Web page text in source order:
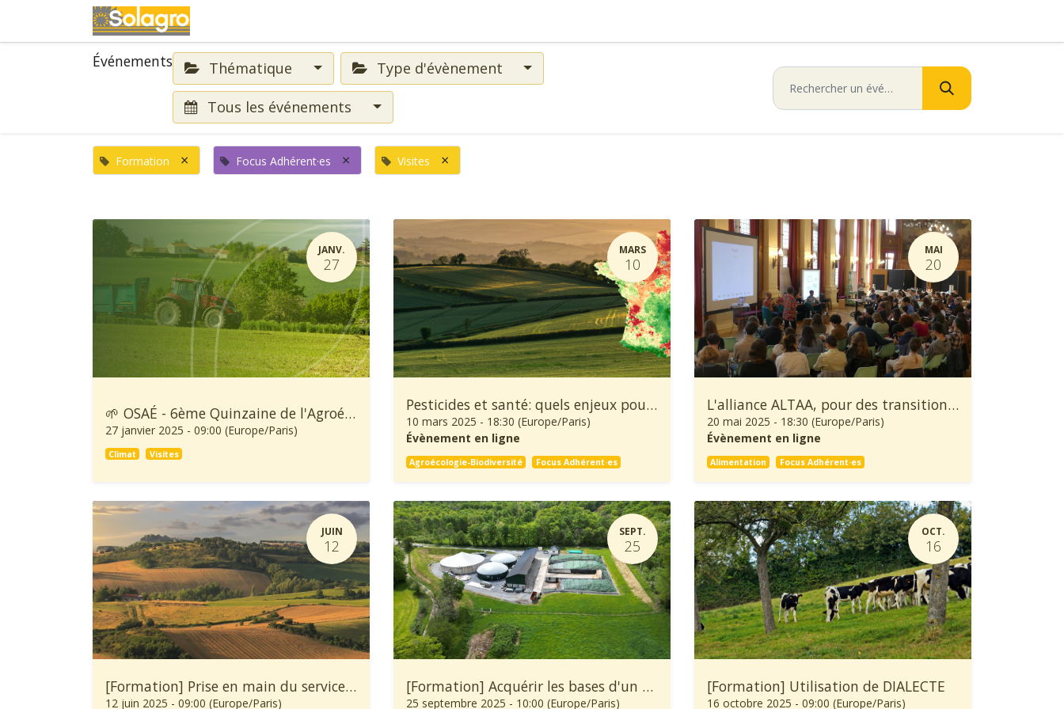
Événements Thématique Type d'évènement
Tous les événements
Formation × Focus Adhérent·es × Visites ×
JANV.
27
🌱 OSAÉ - 6ème Quinzaine de l'Agroécologie
27 janvier 2025 - 09:00 (Europe/Paris)
Climat Visites
MARS
10
Pesticides et santé: quels enjeux pour la transition agroécologique ?
10 mars 2025 - 18:30 (Europe/Paris)
Évènement en ligne
Agroécologie-Biodiversité Focus Adhérent·es
MAI
20
L'alliance ALTAA, pour des transitions Agricoles et Alimentaires à la hauteur des enjeux écologiques et sociaux
20 mai 2025 - 18:30 (Europe/Paris)
Évènement en ligne
Alimentation Focus Adhérent·es
JUIN
12
[Formation] Prise en main du service climatique Climadiag Agriculture
12 juin 2025 - 09:00 (Europe/Paris)
SEPT.
25
[Formation] Acquérir les bases d'un projet méthanisation
25 septembre 2025 - 10:00 (Europe/Paris)
OCT.
16
[Formation] Utilisation de DIALECTE
16 octobre 2025 - 09:00 (Europe/Paris)